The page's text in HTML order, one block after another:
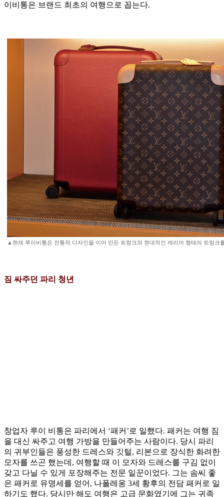
이비통은 브랜드 최초의 여행으로 꼽는다.
▲현재 루이비통은 전통적 디자인을 이어 만든 트렁크와 현대적인 캐리어 형태의 트렁크
짐 싸주던 파리 청년
창업자 루이 비통은 파리에서 ‘패커’로 일했다. 패커는 여행 짐
을 대신 싸주고 여행 가방을 만들어주는 사람이다. 당시 파리
의 귀부인들은 풍성한 드레스와 깃털, 리본으로 장식한 화려한
모자를 쓰곤 했는데, 여행할 때 이 모자와 드레스를 구김 없이
갖고 다닐 수 있게 포장해주는 전문 일꾼이었다. 그는 솜씨 좋
은 패커로 유명세를 얻어, 나폴레옹 3세 황후의 전담 패커로 일
하기도 했다. 당시만 해도 여행은 고급 문화였기에 그는 귀족